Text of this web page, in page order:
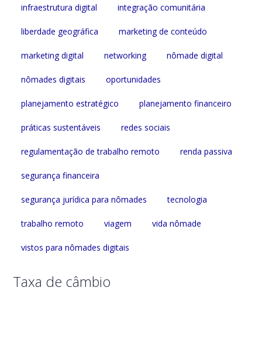
infraestrutura digital integração comunitária
liberdade geográfica marketing de conteúdo
marketing digital networking nômade digital
nômades digitais oportunidades
planejamento estratégico planejamento financeiro
práticas sustentáveis redes sociais
regulamentação de trabalho remoto renda passiva
segurança financeira
segurança jurídica para nômades tecnologia
trabalho remoto viagem vida nômade
vistos para nômades digitais
Taxa de câmbio